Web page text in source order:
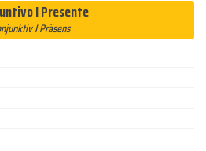
I Presente
I Präsens